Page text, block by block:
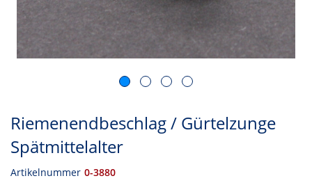
Riemenendbeschlag / Gürtelzunge
Spätmittelalter
Artikelnummer 0-3880